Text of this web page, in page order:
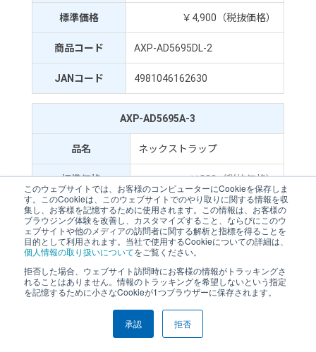
このウェブサイトでは、お客様のコンピューターにCookieを保存しま
す。このCookieは、このウェブサイトでのやり取りに関する情報を収
集し、お客様を記憶するために使用されます。この情報は、お客様の
ブラウジング体験を改善し、カスタマイズすること、ならびにこのウ
ェブサイトや他のメディアの訪問者に関する解析と指標を得ることを
目的として利用されます。当社で使用するCookieについての詳細は、
個人情報の取り扱いについてをご覧ください。
拒否した場合、ウェブサイト訪問時にお客様の情報がトラッキングさ
れることはありません。情報のトラッキングを希望しないという指定
を記憶するために小さなCookieが1つブラウザーに保存されます。
承認 拒否
標準価格 ￥4,900（税抜価格）
商品コード AXP-AD5695DL-2
JANコード 4981046162630
AXP-AD5695A-3
品名 ネックストラップ
標準価格 ￥220（税抜価格）
商品コード AXP-AD5695A-3
JANコード 4981046151696
AXP-AD5695A-4
熱中症予防指針ラベル
￥220（税抜価格）